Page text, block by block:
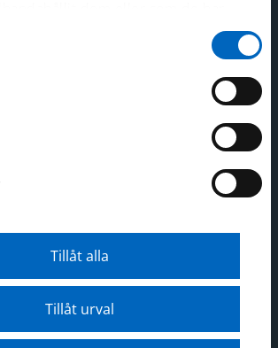
har använt deras tjänster. För mer
Tillåt alla
Tillåt urval
549 00